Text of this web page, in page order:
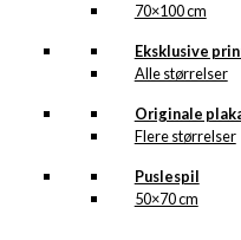
70×100 cm
Eksklusive
Alle størrelser
Originale
Flere størrelser
Puslespil
50×70 cm